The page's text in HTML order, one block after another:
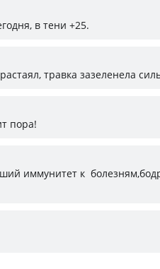
в тени +25.
травка зазеленела
пора!
иммунитет к